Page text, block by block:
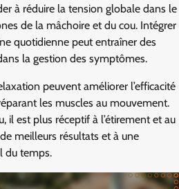
à réduire la tension globale dans le
de la mâchoire et du cou. Intégrer
quotidienne peut entraîner des
la gestion des symptômes.
peuvent améliorer l’efficacité
les muscles au mouvement.
il est plus réceptif à l’étirement et au
meilleurs résultats et à une
du temps.